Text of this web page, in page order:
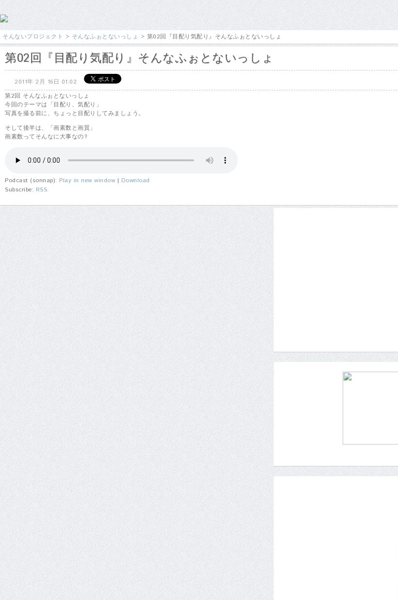
そんないプロジェクト > そんなふぉとないっしょ > 第02回『目配り気配り』そんなふぉとないっしょ
第02回『目配り気配り』そんなふぉとないっしょ
2011年 2月 16日 01:02
第2回 そんなふぉとないっしょ
今回のテーマは「目配り、気配り」
写真を撮る前に、ちょっと目配りしてみましょう。
そして後半は、「画素数と画質」
画素数ってそんなに大事なの?
Podcast (sonnap): Play in new window| Download
Subscribe: RSS